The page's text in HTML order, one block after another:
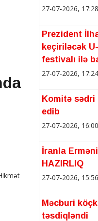
27-07-2026, 17:28
Prezident
keçiriləcək
festivalı ilə
27-07-2026, 17:24
Komitə sədri
edib
27-07-2026, 16:00
İranla
HAZIRLIQ
27-07-2026, 15:56
Məcburi
təsdiqləndi